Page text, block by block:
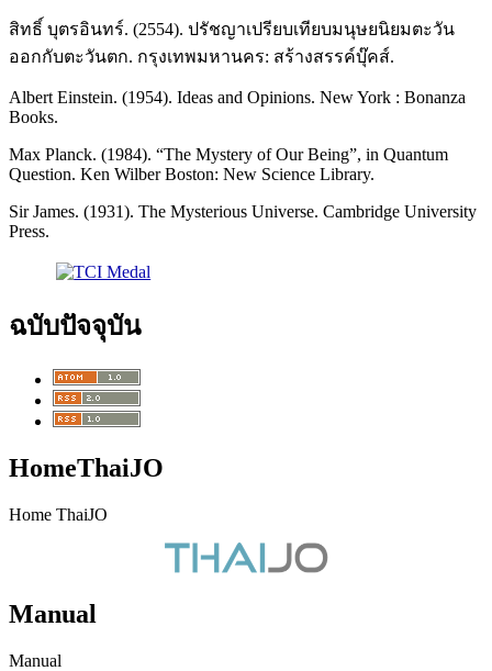
สิทธิ์ บุตรอินทร์. (2554). ปรัชญาเปรียบเทียบมนุษยนิยมตะวัน
ออกกับตะวันตก. กรุงเทพมหานคร: สร้างสรรค์บุ๊คส์.
Albert Einstein. (1954). Ideas and Opinions. New York : Bonanza
Books.
Max Planck. (1984). “The Mystery of Our Being”, in Quantum
Question. Ken Wilber Boston: New Science Library.
Sir James. (1931). The Mysterious Universe. Cambridge University
Press.
ฉบับปัจจุบัน
HomeThaiJO
Home ThaiJO
Manual
Manual